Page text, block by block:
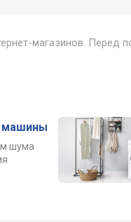
магазинов. Перед
машины
шума